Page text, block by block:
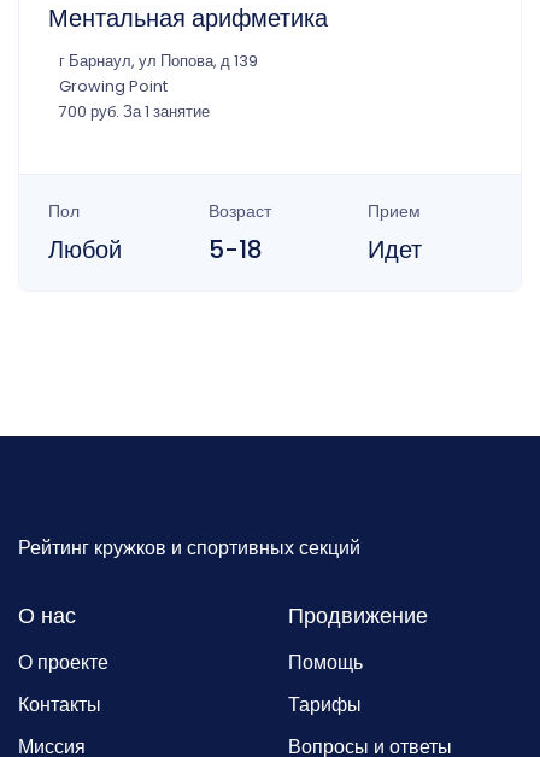
Ментальная арифметика
г Барнаул, ул Попова, д 139
Growing Point
700 руб. За 1 занятие
Пол
Любой
Возраст
5-18
Прием
Идет
Рейтинг кружков и спортивных секций
О нас
О проекте
Контакты
Миссия
Продвижение
Помощь
Тарифы
Вопросы и ответы